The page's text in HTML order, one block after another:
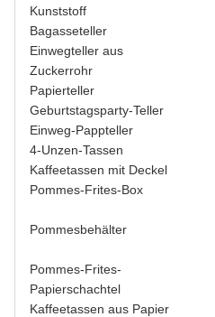
Kunststoff
Bagasseteller
Einwegteller aus
Zuckerrohr
Papierteller
Geburtstagsparty-Teller
Einweg-Pappteller
4-Unzen-Tassen
Kaffeetassen mit Deckel
Pommes-Frites-Box
Pommesbehälter
Pommes-Frites-
Papierschachtel
Kaffeetassen aus Papier